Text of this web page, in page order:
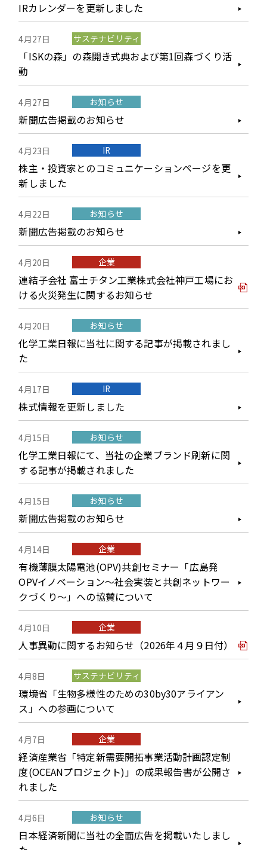
IRカレンダーを更新しました
4月27日 サステナビリティ
「ISKの森」の森開き式典および第1回森づくり活
動
4月27日 お知らせ
新聞広告掲載のお知らせ
4月23日 IR
株主・投資家とのコミュニケーションページを更
新しました
4月22日 お知らせ
新聞広告掲載のお知らせ
4月20日 企業
連結子会社 富士チタン工業株式会社神戸工場にお
ける火災発生に関するお知らせ
4月20日 お知らせ
化学工業日報に当社に関する記事が掲載されまし
た
4月17日 IR
株式情報を更新しました
4月15日 お知らせ
化学工業日報にて、当社の企業ブランド刷新に関
する記事が掲載されました
4月15日 お知らせ
新聞広告掲載のお知らせ
4月14日 企業
有機薄膜太陽電池(OPV)共創セミナー「広島発
OPVイノベーション～社会実装と共創ネットワー
クづくり～」への協賛について
4月10日 企業
人事異動に関するお知らせ（2026年４月９日付）
4月8日 サステナビリティ
環境省「生物多様性のための30by30アライアン
ス」への参画について
4月7日 企業
経済産業省「特定新需要開拓事業活動計画認定制
度(OCEANプロジェクト)」の成果報告書が公開さ
れました
4月6日 お知らせ
日本経済新聞に当社の全面広告を掲載いたしまし